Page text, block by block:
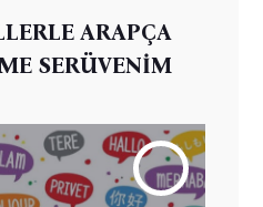
ARAPÇA
SERÜVENİM